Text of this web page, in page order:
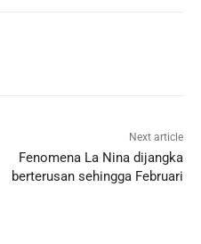
Next article
Fenomena La Nina dijangka
berterusan sehingga Februari